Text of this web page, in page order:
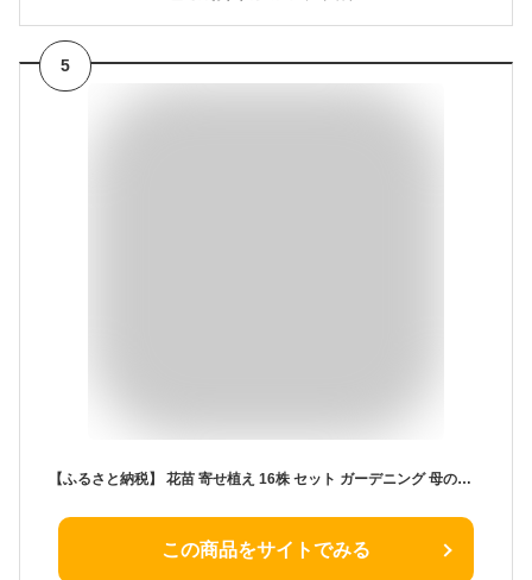
5
【ふるさと納税】 花苗 寄せ植え 16株 セット ガーデニング 母の日 父の日 プレゼント ギフト フラワーギフト 花 園芸 植物 鉢植え 季節の花 花壇 庭 園芸用品 花の贈り物 観葉植物 草花 家庭菜園 ホームガーデン 沼津市 静岡県
この商品をサイトでみる